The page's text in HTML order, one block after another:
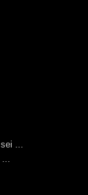
...